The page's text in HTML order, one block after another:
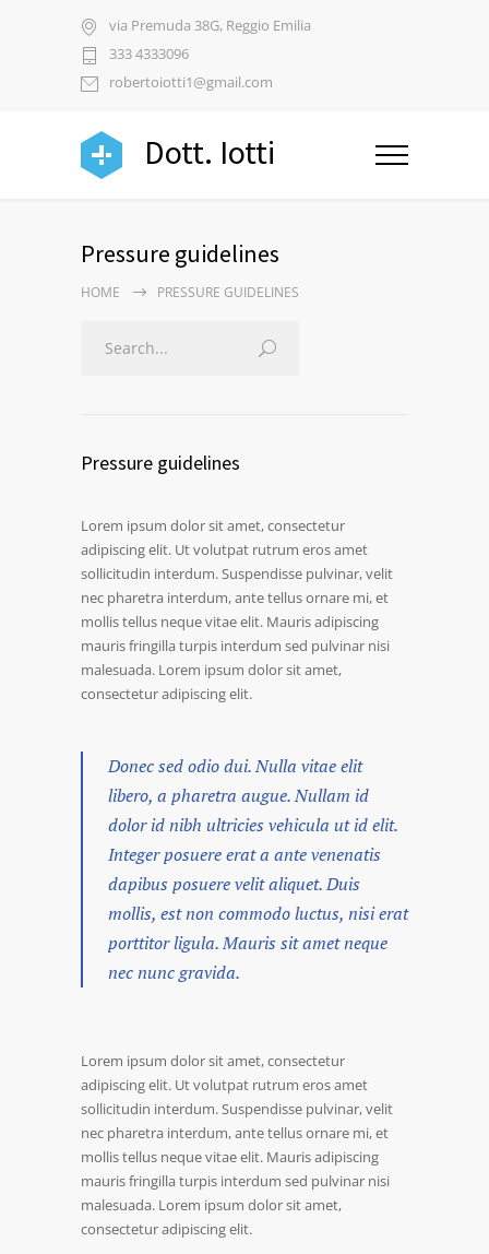
via Premuda 38G, Reggio Emilia
333 4333096
robertoiotti1@gmail.com
Dott. Iotti
Pressure guidelines
HOME PRESSURE GUIDELINES
Pressure guidelines
Lorem ipsum dolor sit amet, consectetur
adipiscing elit. Ut volutpat rutrum eros amet
sollicitudin interdum. Suspendisse pulvinar, velit
nec pharetra interdum, ante tellus ornare mi, et
mollis tellus neque vitae elit. Mauris adipiscing
mauris fringilla turpis interdum sed pulvinar nisi
malesuada. Lorem ipsum dolor sit amet,
consectetur adipiscing elit.
Donec sed odio dui. Nulla vitae elit
libero, a pharetra augue. Nullam id
dolor id nibh ultricies vehicula ut id elit.
Integer posuere erat a ante venenatis
dapibus posuere velit aliquet. Duis
mollis, est non commodo luctus, nisi erat
porttitor ligula. Mauris sit amet neque
nec nunc gravida.
Lorem ipsum dolor sit amet, consectetur
adipiscing elit. Ut volutpat rutrum eros amet
sollicitudin interdum. Suspendisse pulvinar, velit
nec pharetra interdum, ante tellus ornare mi, et
mollis tellus neque vitae elit. Mauris adipiscing
mauris fringilla turpis interdum sed pulvinar nisi
malesuada. Lorem ipsum dolor sit amet,
consectetur adipiscing elit.